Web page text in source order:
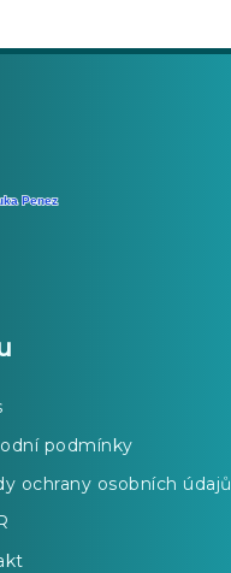
podmínky
ochrany osobních údajů